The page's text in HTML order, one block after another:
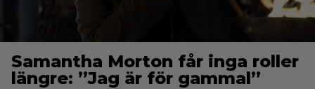
Samantha Morton får inga roller
längre: ”Jag är för gammal”